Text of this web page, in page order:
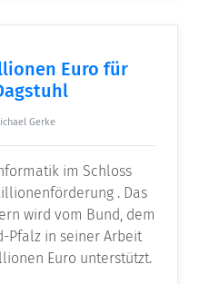
Euro für
Gerke
im Schloss
. Das
wird vom Bund, dem
Pfalz in seiner Arbeit
Euro unterstützt.